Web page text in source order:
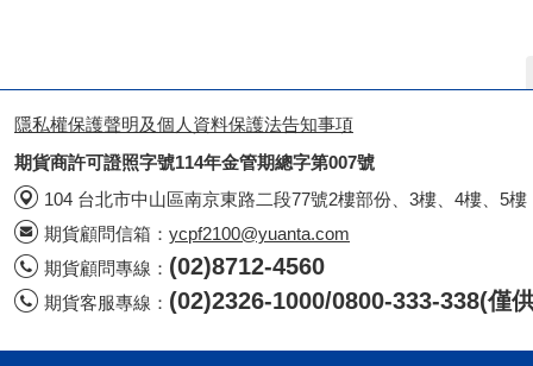
隱私權保護聲明及個人資料保護法告知事項
期貨商許可證照字號114年金管期總字第007號
104 台北市中山區南京東路二段77號2樓部份、3樓、4樓、5樓
期貨顧問信箱： ycpf2100@yuanta.com
期貨顧問專線： (02)8712-4560
期貨客服專線： (02)2326-1000/0800-333-338(僅